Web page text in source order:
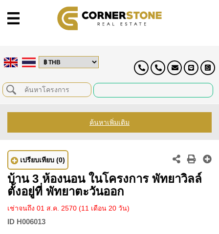
ค้นหาเพิ่มเติม
เปรียบเทียบ (0)
บ้าน 3 ห้องนอน ในโครงการ พัทยาวิลล์
ตั้งอยู่ที่ พัทยาตะวันออก
เช่าจนถึง 01 ส.ค. 2570 (11 เดือน 20 วัน)
ID H006013